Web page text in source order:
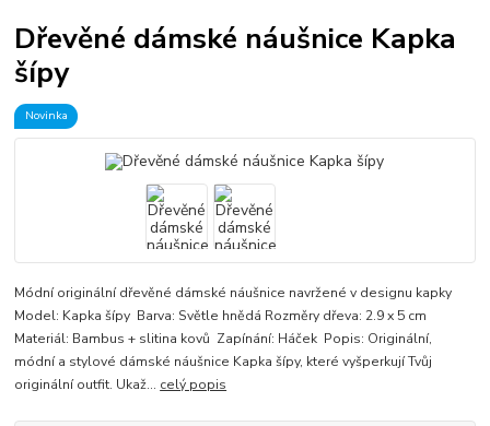
Dřevěné dámské náušnice Kapka
šípy
Novinka
Módní originální dřevěné dámské náušnice navržené v designu kapky
Model: Kapka šípy Barva: Světle hnědá Rozměry dřeva: 2.9 x 5 cm
Materiál: Bambus + slitina kovů Zapínání: Háček Popis: Originální,
módní a stylové dámské náušnice Kapka šípy, které vyšperkují Tvůj
originální outfit. Ukaž... celý popis